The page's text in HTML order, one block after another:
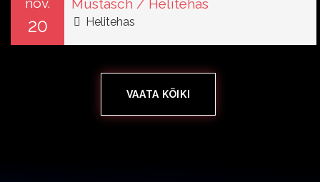
20
Mustasch / Helitehas
Helitehas
VAATA KÕIKI